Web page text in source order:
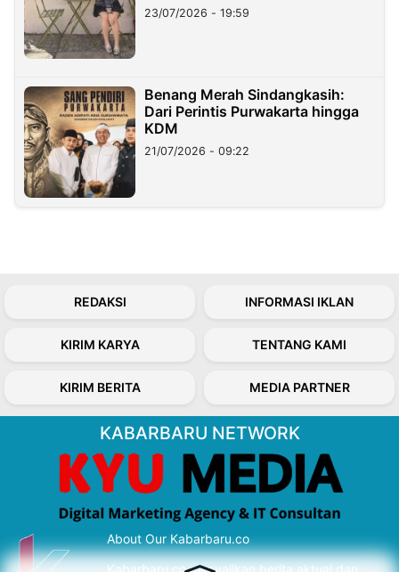
23/07/2026 - 19:59
Benang Merah Sindangkasih:
Dari Perintis Purwakarta hingga
KDM
21/07/2026 - 09:22
REDAKSI INFORMASI IKLAN
KIRIM KARYA TENTANG KAMI
KIRIM BERITA MEDIA PARTNER
KABARBARU NETWORK
About Our Kabarbaru.co
Kabarbaru.co menyajikan berita aktual dan